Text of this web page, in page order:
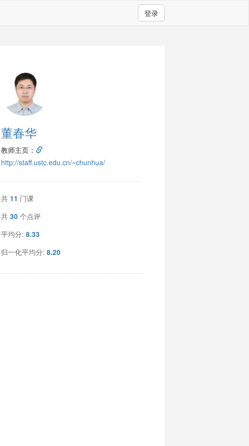
登录
董春华
教师主页：
http://staff.ustc.edu.cn/~chunhua/
共 11 门课
共30 个点评
平均分:8.33
归一化平均分:8.20